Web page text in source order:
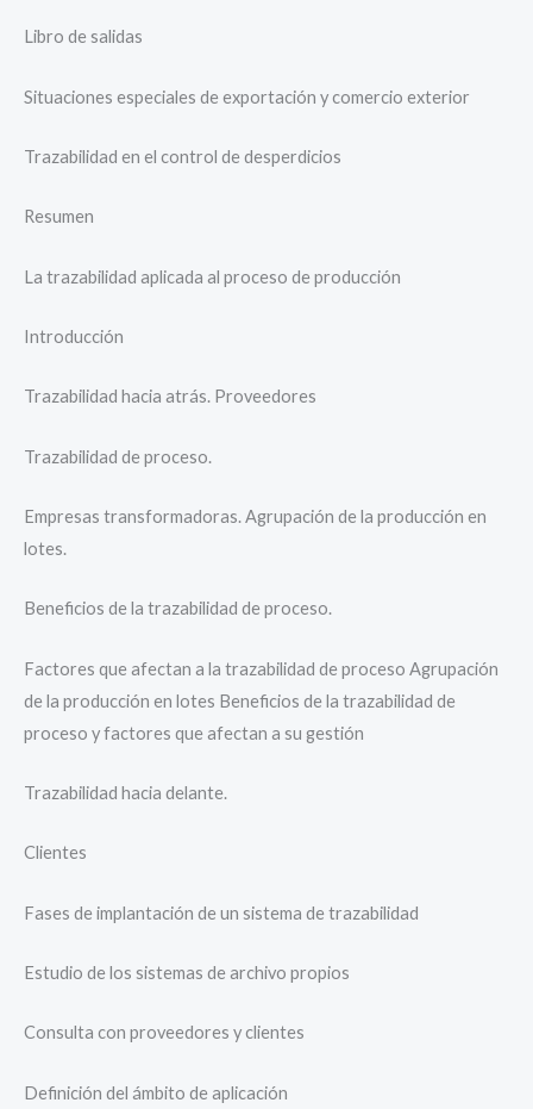
Libro de salidas
Situaciones especiales de exportación y comercio exterior
Trazabilidad en el control de desperdicios
Resumen
La trazabilidad aplicada al proceso de producción
Introducción
Trazabilidad hacia atrás. Proveedores
Trazabilidad de proceso.
Empresas transformadoras. Agrupación de la producción en
lotes.
Beneficios de la trazabilidad de proceso.
Factores que afectan a la trazabilidad de proceso Agrupación
de la producción en lotes Beneficios de la trazabilidad de
proceso y factores que afectan a su gestión
Trazabilidad hacia delante.
Clientes
Fases de implantación de un sistema de trazabilidad
Estudio de los sistemas de archivo propios
Consulta con proveedores y clientes
Definición del ámbito de aplicación